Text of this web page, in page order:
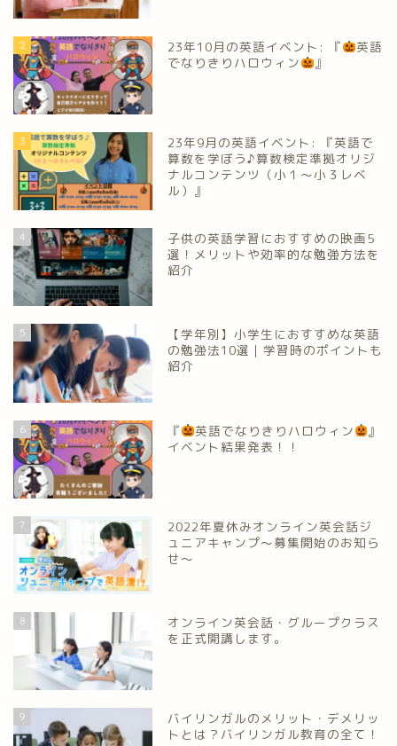
2 23年10月の英語イベント: 『
英語
でなりきりハロウィン
』
3
23年9月の英語イベント: 『英語で
算数を学ぼう♪算数検定準拠オリジ
ナルコンテンツ（小１～小３レベ
ル）』
4
子供の英語学習におすすめの映画5
選！メリットや効率的な勉強方法を
紹介
5
【学年別】小学生におすすめな英語
の勉強法10選｜学習時のポイントも
紹介
6 『 英語でなりきりハロウィン
』
イベント結果発表！！
7
2022年夏休みオンライン英会話ジ
ュニアキャンプ～募集開始のお知ら
せ～
8
オンライン英会話・グループクラス
を正式開講します。
9
バイリンガルのメリット・デメリッ
トとは？バイリンガル教育の全て！